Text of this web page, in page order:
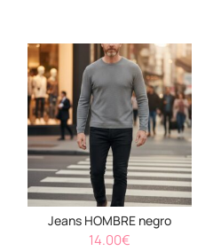
Jeans HOMBRE negro
14.00€